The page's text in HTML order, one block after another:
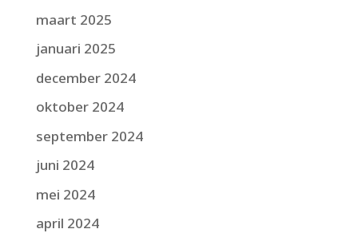
maart 2025
januari 2025
december 2024
oktober 2024
september 2024
juni 2024
mei 2024
april 2024